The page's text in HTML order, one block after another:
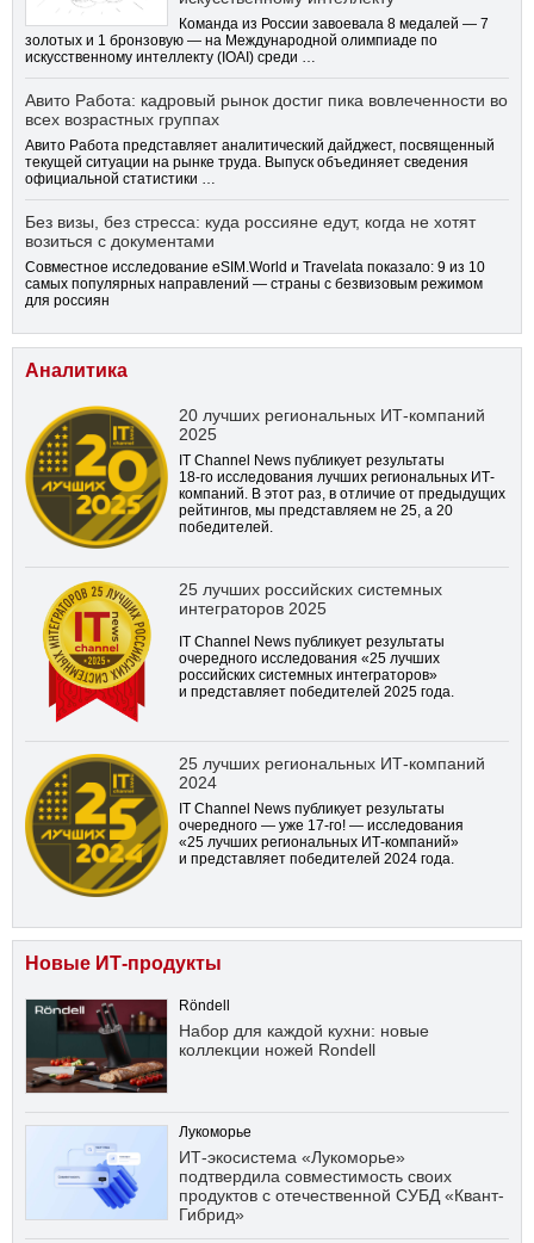
Команда из России завоевала 8 медалей — 7
золотых и 1 бронзовую — на Международной олимпиаде по
искусственному интеллекту (IOAI) среди …
Авито Работа: кадровый рынок достиг пика вовлеченности во
всех возрастных группах
Авито Работа представляет аналитический дайджест, посвященный
текущей ситуации на рынке труда. Выпуск объединяет сведения
официальной статистики …
Без визы, без стресса: куда россияне едут, когда не хотят
возиться с документами
Совместное исследование eSIM.World и Travelata показало: 9 из 10
самых популярных направлений — страны с безвизовым режимом
для россиян
Аналитика
20 лучших региональных ИТ-компаний
2025
IT Channel News публикует результаты
18-го исследования лучших региональных ИТ-
компаний. В этот раз, в отличие от предыдущих
рейтингов, мы представляем не 25, а 20
победителей.
25 лучших российских системных
интеграторов 2025
IT Channel News публикует результаты
очередного исследования «25 лучших
российских системных интеграторов»
и представляет победителей 2025 года.
25 лучших региональных ИТ-компаний
2024
IT Channel News публикует результаты
очередного — уже 17-го! — исследования
«25 лучших региональных ИТ-компаний»
и представляет победителей 2024 года.
Новые ИТ-продукты
Röndell
Набор для каждой кухни: новые
коллекции ножей Rondell
Лукоморье
ИТ-экосистема «Лукоморье»
подтвердила совместимость своих
продуктов с отечественной СУБД «Квант-
Гибрид»